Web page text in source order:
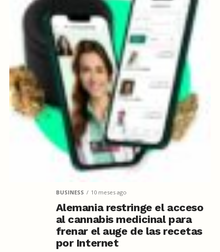
BUSINESS 10 meses ago
Alemania restringe el acceso
al cannabis medicinal para
frenar el auge de las recetas
por Internet